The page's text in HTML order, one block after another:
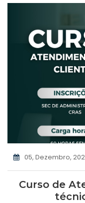
05, Dezembro,
Curso de